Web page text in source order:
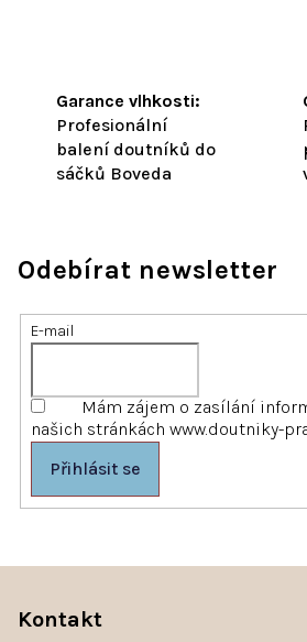
Garance vlhkosti:
Profesionální
balení doutníků do
sáčků Boveda
Odebírat newsletter
E-mail
Mám zájem o zasílání
našich stránkách www.doutniky-
Přihlásit se
Kontakt